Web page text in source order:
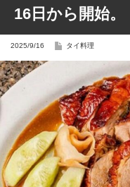
16日から開始。
2025/9/16 タイ料理